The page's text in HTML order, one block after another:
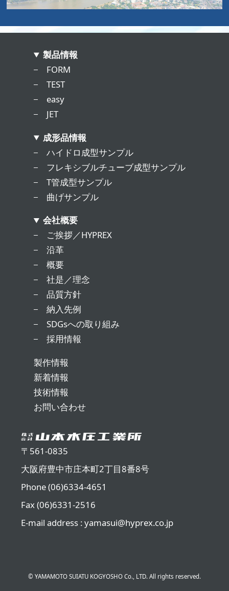
製品情報
FORM
TEST
easy
JET
成形品情報
ハイドロ成型サンプル
フレキシブルチューブ成型サンプル
T管成型サンプル
曲げサンプル
会社概要
ご挨拶／HYPREX
沿革
概要
社是／理念
品質方針
納入先例
SDGsへの取り組み
採用情報
製作情報
新着情報
技術情報
お問い合わせ
〒561-0835
大阪府豊中市庄本町2丁目8番8号
Phone (06)6334-4651
Fax (06)6331-2516
E-mail address : yamasui@hyprex.co.jp
© YAMAMOTO SUIATU KOGYOSHO Co., LTD. All rights reserved.